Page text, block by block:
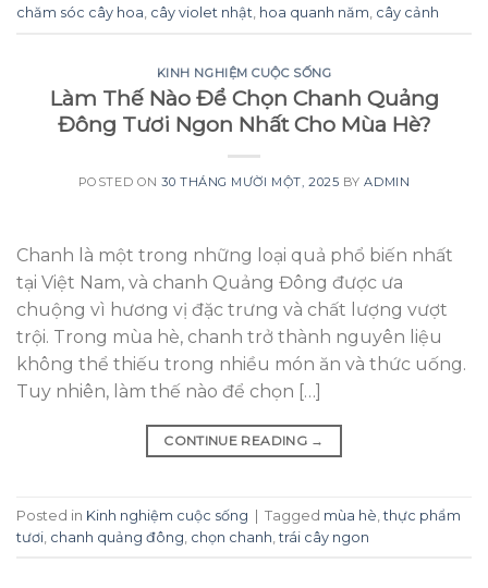
chăm sóc cây hoa cây violet nhật hoa quanh năm cây cảnh
KINH NGHIỆM CUỘC SỐNG
Làm Thế Nào Để Chọn Chanh Quảng
Đông Tươi Ngon Nhất Cho Mùa Hè?
POSTED ON30 THÁNG MƯỜI MỘT, 2025 BYADMIN
Chanh là một trong những loại quả phổ biến nhất
tại Việt Nam, và chanh Quảng Đông được ưa
chuộng vì hương vị đặc trưng và chất lượng vượt
trội. Trong mùa hè, chanh trở thành nguyên liệu
không thể thiếu trong nhiều món ăn và thức uống.
Tuy nhiên, làm thế nào để chọn […]
CONTINUE READING →
Posted in Kinh nghiệm cuộc sống | Tagged mùa hè ,thực phẩm
tươi chanh quảng đông chọn chanh ,trái cây ngon